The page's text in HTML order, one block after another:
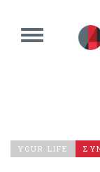
YOUR LIFE